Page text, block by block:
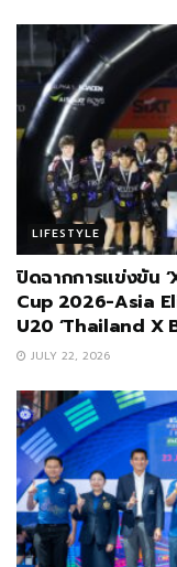
LIFESTYLE
ปิดฉากการแข่งขัน
Cup 2026-Asia
U20 ‘Thailand X
JULY 22, 2026